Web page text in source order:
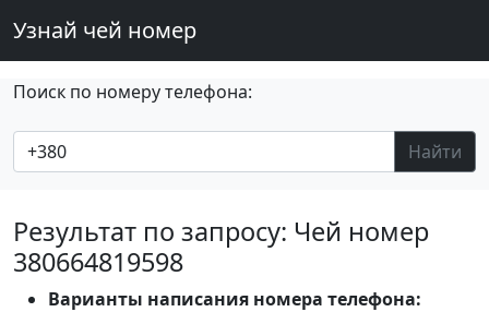
Узнай чей номер
Поиск по номеру телефона:
Найти
Результат по запросу: Чей номер
380664819598
Варианты написания номера телефона: